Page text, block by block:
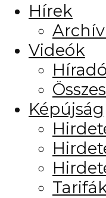
Hírek
Videók
Híradó
Összes
Képújság